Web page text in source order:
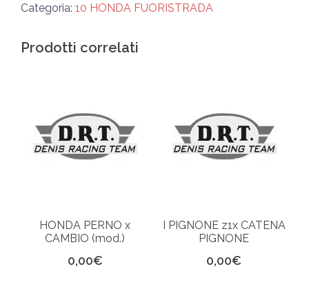
Categoria: 10 HONDA FUORISTRADA
Prodotti correlati
HONDA PERNO x
CAMBIO (mod.)
0,00€
I PIGNONE z1x CATENA
PIGNONE
0,00€